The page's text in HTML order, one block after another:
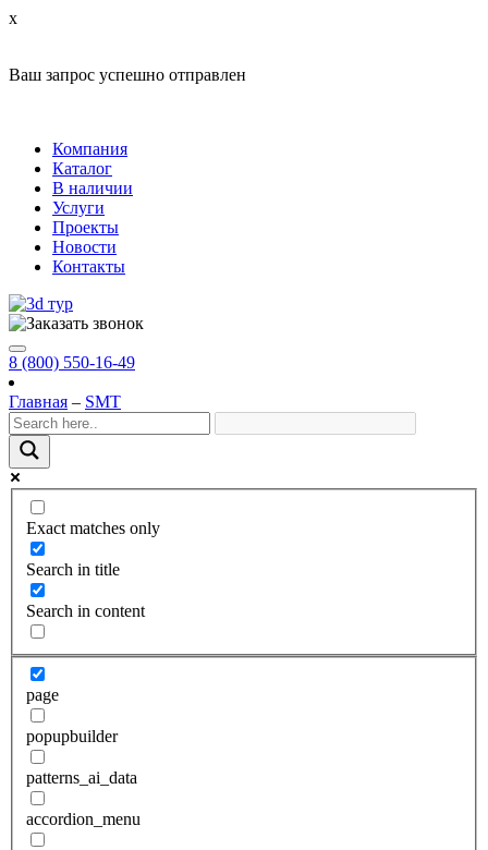
x
Ваш запрос успешно отправлен
Компания
Каталог
В наличии
Услуги
Проекты
Новости
Контакты
8 (800) 550-16-49
Главная – SMT
Exact matches only
Search in title
Search in content
page
popupbuilder
patterns_ai_data
accordion_menu